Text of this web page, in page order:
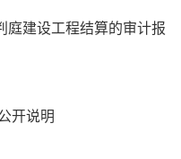
庭建设工程结算的审计报
开说明